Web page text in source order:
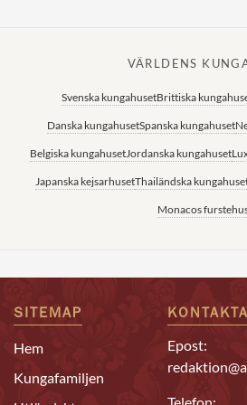
VÄRLDENS
Svenska kungahusetBrittiska
Danska kungahusetSpanska kungahuset
Belgiska kungahusetJordanska kungahuset
Japanska kejsarhusetThailändska
Monacos
SITEMAP
Hem
Kungafamiljen
Epost: